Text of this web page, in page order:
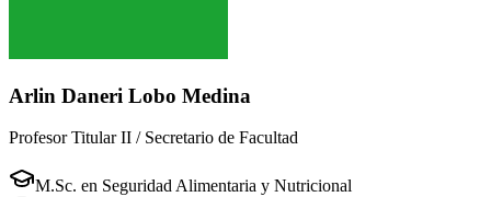
Arlin Daneri Lobo Medina
Profesor Titular II / Secretario de Facultad
M.Sc. en Seguridad Alimentaria y Nutricional